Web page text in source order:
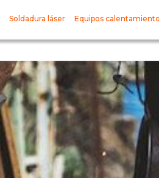
Soldadura láser Equipos calentamiento